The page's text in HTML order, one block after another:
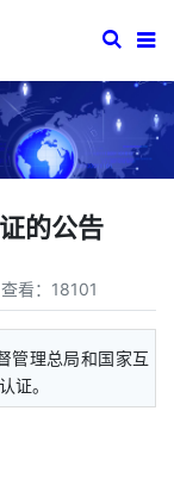
的公告
查看： 18101
管理总局和国家互
证。